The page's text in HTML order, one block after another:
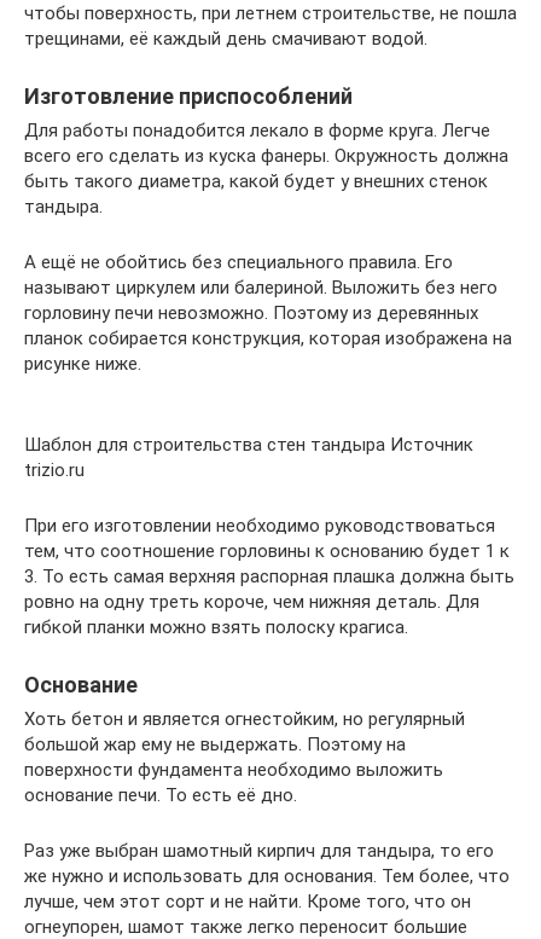
чтобы поверхность, при летнем строительстве, не пошла
трещинами, её каждый день смачивают водой.
Изготовление приспособлений
Для работы понадобится лекало в форме круга. Легче
всего его сделать из куска фанеры. Окружность должна
быть такого диаметра, какой будет у внешних стенок
тандыра.
А ещё не обойтись без специального правила. Его
называют циркулем или балериной. Выложить без него
горловину печи невозможно. Поэтому из деревянных
планок собирается конструкция, которая изображена на
рисунке ниже.
Шаблон для строительства стен тандыра Источник
trizio.ru
При его изготовлении необходимо руководствоваться
тем, что соотношение горловины к основанию будет 1 к
3. То есть самая верхняя распорная плашка должна быть
ровно на одну треть короче, чем нижняя деталь. Для
гибкой планки можно взять полоску крагиса.
Основание
Хоть бетон и является огнестойким, но регулярный
большой жар ему не выдержать. Поэтому на
поверхности фундамента необходимо выложить
основание печи. То есть её дно.
Раз уже выбран шамотный кирпич для тандыра, то его
же нужно и использовать для основания. Тем более, что
лучше, чем этот сорт и не найти. Кроме того, что он
огнеупорен, шамот также легко переносит большие